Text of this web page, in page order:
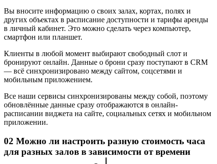
Вы вносите информацию о своих залах, кортах, полях и
других объектах в расписание доступности и тарифы аренды
в личный кабинет. Это можно сделать через компьютер,
смартфон или планшет.
Клиенты в любой момент выбирают свободный слот и
бронируют онлайн. Данные о брони сразу поступают в CRM
— всё синхронизировано между сайтом, соцсетями и
мобильным приложением.
Все наши сервисы синхронизированы между собой, поэтому
обновлённые данные сразу отображаются в онлайн-
расписании виджета на сайте, социальных сетях и мобильном
приложении.
02 Можно ли настроить разную стоимость часа
для разных залов в зависимости от времени